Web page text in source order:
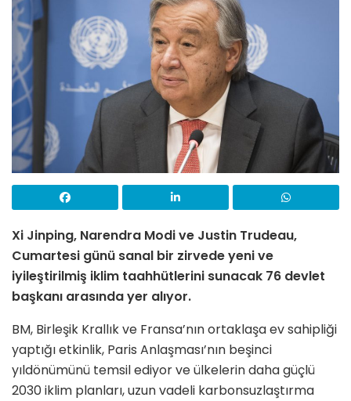
Xi Jinping, Narendra Modi ve Justin Trudeau,
Cumartesi günü sanal bir zirvede yeni ve
iyileştirilmiş iklim taahhütlerini sunacak 76 devlet
başkanı arasında yer alıyor.
BM, Birleşik Krallık ve Fransa’nın ortaklaşa ev sahipliği
yaptığı etkinlik, Paris Anlaşması’nın beşinci
yıldönümünü temsil ediyor ve ülkelerin daha güçlü
2030 iklim planları, uzun vadeli karbonsuzlaştırma